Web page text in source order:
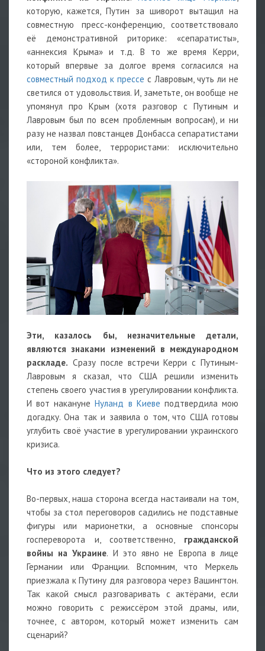
которую, кажется, Путин за шиворот вытащил на
совместную пресс-конференцию, соответствовало
её демонстративной риторике: «сепаратисты»,
«аннексия Крыма» и т.д. В то же время Керри,
который впервые за долгое время согласился на
совместный подход к прессе с Лавровым, чуть ли не
светился от удовольствия. И, заметьте, он вообще не
упомянул про Крым (хотя разговор с Путиным и
Лавровым был по всем проблемным вопросам), и ни
разу не назвал повстанцев Донбасса сепаратистами
или, тем более, террористами: исключительно
«стороной конфликта».
Эти, казалось бы, незначительные детали,
являются знаками изменений в международном
раскладе. Сразу после встречи Керри с Путиным-
Лавровым я сказал, что США решили изменить
степень своего участия в урегулировании конфликта.
И вот наканунеНуланд в Киеве подтвердила мою
догадку. Она так и заявила о том, что США готовы
углубить своё участие в урегулировании украинского
кризиса.
Что из этого следует?
Во-первых, наша сторона всегда настаивали на том,
чтобы за стол переговоров садились не подставные
фигуры или марионетки, а основные спонсоры
госпереворота и, соответственно, гражданской
войны на Украине. И это явно не Европа в лице
Германии или Франции. Вспомним, что Меркель
приезжала к Путину для разговора через Вашингтон.
Так какой смысл разговаривать с актёрами, если
можно говорить с режиссёром этой драмы, или,
точнее, с автором, который может изменить сам
сценарий?